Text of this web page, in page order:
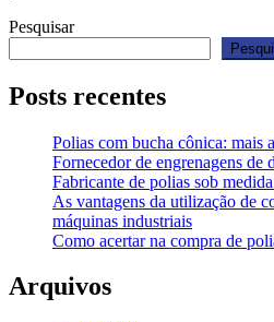
Pesquisar
Posts recentes
Polias com bucha cônica: mais
Fornecedor de engrenagens de
Fabricante de polias sob
As vantagens da utilização de
máquinas industriais
Como acertar na compra de
Arquivos